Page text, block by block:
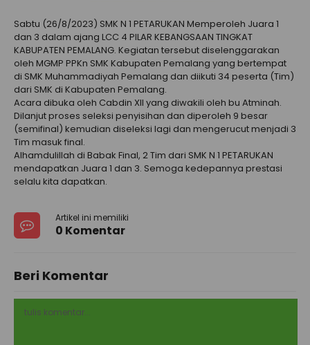
Sabtu (26/8/2023) SMK N 1 PETARUKAN Memperoleh Juara 1
dan 3 dalam ajang LCC 4 PILAR KEBANGSAAN TINGKAT
KABUPATEN PEMALANG. Kegiatan tersebut diselenggarakan
oleh MGMP PPKn SMK Kabupaten Pemalang yang bertempat
di SMK Muhammadiyah Pemalang dan diikuti 34 peserta (Tim)
dari SMK di Kabupaten Pemalang.
Acara dibuka oleh Cabdin XII yang diwakili oleh bu Atminah.
Dilanjut proses seleksi penyisihan dan diperoleh 9 besar
(semifinal) kemudian diseleksi lagi dan mengerucut menjadi 3
Tim masuk final.
Alhamdulillah di Babak Final, 2 Tim dari SMK N 1 PETARUKAN
mendapatkan Juara 1 dan 3. Semoga kedepannya prestasi
selalu kita dapatkan.
Artikel ini memiliki
0 Komentar
Beri Komentar